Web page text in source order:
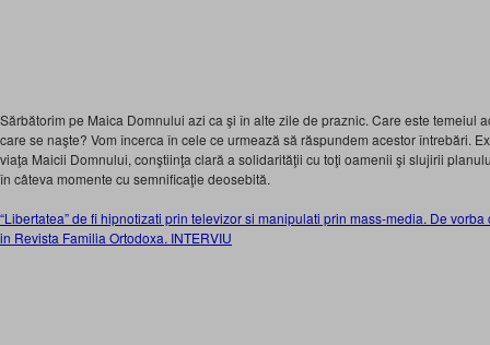
Sărbătorim pe Maica Domnului azi ca şi în alte zile de praznic. Care este temeiul
care se naşte? Vom încerca în cele ce urmează să răspundem acestor întrebări.
viaţa Maicii Domnului, conştiinţa clară a solidarităţii cu toţi oamenii şi slujirii
în câteva momente cu semnificaţie deosebită.
“Libertatea” de fi hipnotizati prin televizor si manipulati prin mass-media. De
in Revista Familia Ortodoxa. INTERVIU